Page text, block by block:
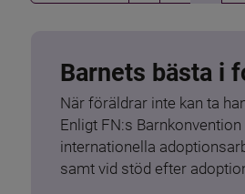
Barnets bästa i
När föräldrar inte kan ta
Enligt FN:s
internationella
samt vid stöd efter